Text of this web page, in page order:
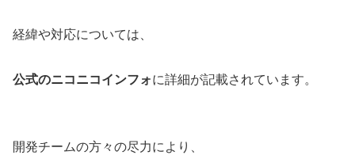
経緯や対応については、
公式のニコニコインフォに詳細が記載されています。
開発チームの方々の尽力により、